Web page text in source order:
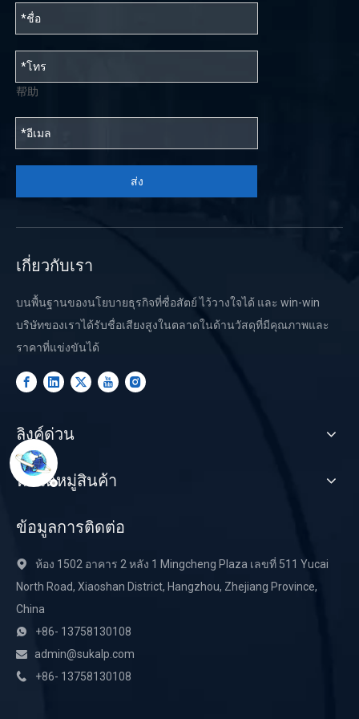
帮助
ส่ง
เกี่ยวกับเรา
บนพื้นฐานของนโยบายธุรกิจที่ซื่อสัตย์ ไว้วางใจได้ และ win-win
บริษัทของเราได้รับชื่อเสียงสูงในตลาดในด้านวัสดุที่มีคุณภาพและ
ราคาที่แข่งขันได้
ลิงค์ด่วน
หมวดหมู่สินค้า
ข้อมูลการติดต่อ

ห้อง 1502 อาคาร 2 หลัง 1 Mingcheng Plaza เลขที่ 511 Yucai
North Road, Xiaoshan District, Hangzhou, Zhejiang Province,
China
 +86- 13758130108
 admin@sukalp.com
 +86- 13758130108